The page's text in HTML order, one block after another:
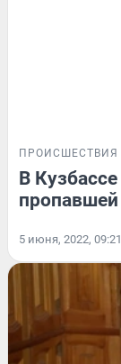
ПРОИСШЕСТВИЯ
В
5 июня, 2022, 09:21